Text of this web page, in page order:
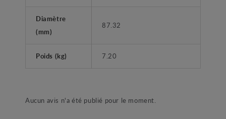
Diamètre
(mm)
87.32
Poids (kg) 7.20
Aucun avis n'a été publié pour le moment.